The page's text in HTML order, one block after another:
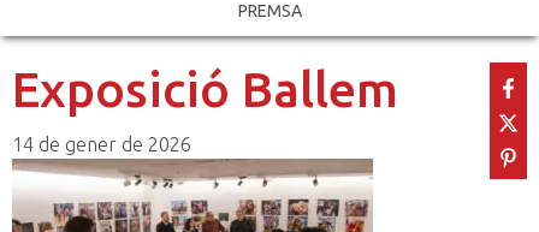
PREMSA
Exposició Ballem
14 de gener de 2026